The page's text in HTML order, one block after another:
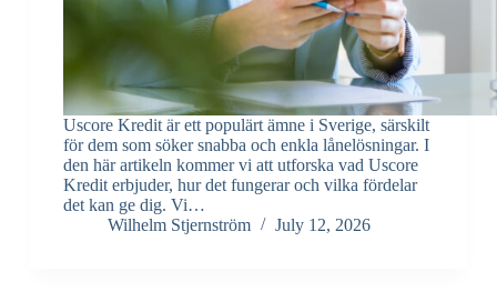
Uscore Kredit är ett populärt ämne i Sverige, särskilt
för dem som söker snabba och enkla lånelösningar. I
den här artikeln kommer vi att utforska vad Uscore
Kredit erbjuder, hur det fungerar och vilka fördelar
det kan ge dig. Vi…
Wilhelm Stjernström
July 12, 2026